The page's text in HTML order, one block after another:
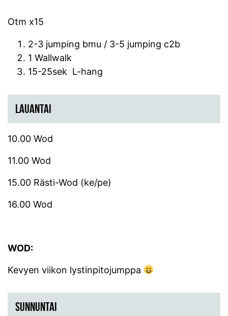
Otm x15
2-3 jumping bmu / 3-5 jumping c2b
1 Wallwalk
15-25sek L-hang
LAUANTAI
10.00 Wod
11.00 Wod
15.00 Rästi-Wod (ke/pe)
16.00 Wod
WOD:
Kevyen viikon lystinpitojumppa
SUNNUNTAI